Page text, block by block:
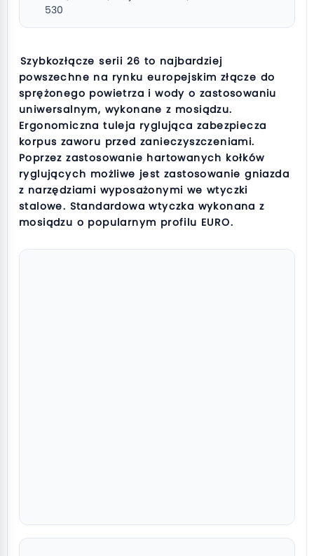
530
Szybkozłącze serii 26 to najbardziej
powszechne na rynku europejskim złącze do
sprężonego powietrza i wody o zastosowaniu
uniwersalnym, wykonane z mosiądzu.
Ergonomiczna tuleja ryglująca zabezpiecza
korpus zaworu przed zanieczyszczeniami.
Poprzez zastosowanie hartowanych kołków
ryglujących możliwe jest zastosowanie gniazda
z narzędziami wyposażonymi we wtyczki
stalowe. Standardowa wtyczka wykonana z
mosiądzu o popularnym profilu EURO.